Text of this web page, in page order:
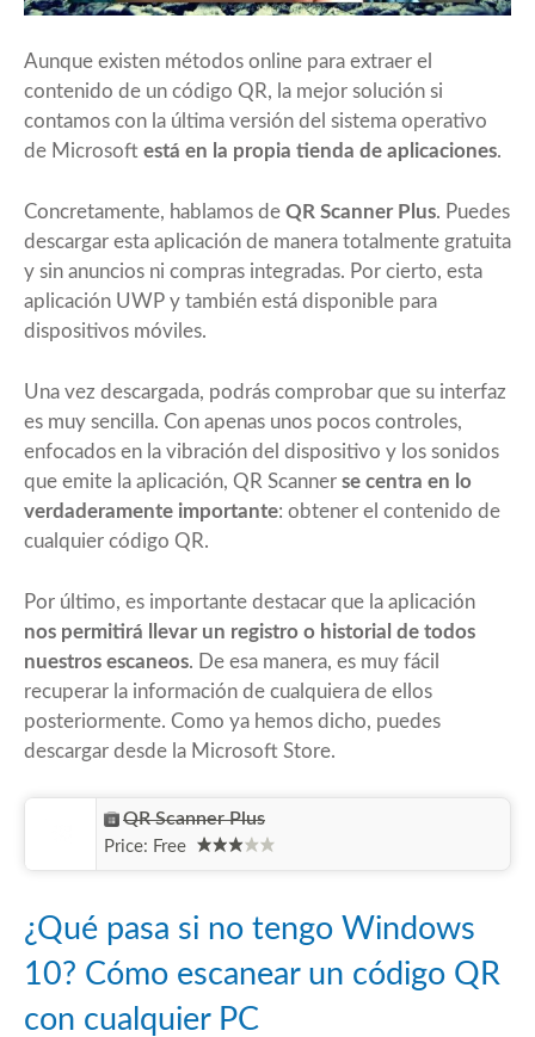
Aunque existen métodos online para extraer el
contenido de un código QR, la mejor solución si
contamos con la última versión del sistema operativo
de Microsoft está en la propia tienda de aplicaciones.
Concretamente, hablamos de QR Scanner Plus. Puedes
descargar esta aplicación de manera totalmente gratuita
y sin anuncios ni compras integradas. Por cierto, esta
aplicación UWP y también está disponible para
dispositivos móviles.
Una vez descargada, podrás comprobar que su interfaz
es muy sencilla. Con apenas unos pocos controles,
enfocados en la vibración del dispositivo y los sonidos
que emite la aplicación, QR Scanner se centra en lo
verdaderamente importante: obtener el contenido de
cualquier código QR.
Por último, es importante destacar que la aplicación
nos permitirá llevar un registro o historial de todos
nuestros escaneos. De esa manera, es muy fácil
recuperar la información de cualquiera de ellos
posteriormente. Como ya hemos dicho, puedes
descargar desde la Microsoft Store.
QR Scanner Plus
Price: Free
¿Qué pasa si no tengo Windows
10? Cómo escanear un código QR
con cualquier PC